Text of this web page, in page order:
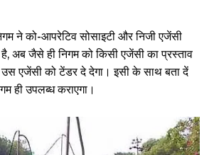
ने को-आपरेटिव सोसाइटी और निजी एजेंसी
अब जैसे ही निगम को किसी एजेंसी का प्रस्ताव
उस एजेंसी को टेंडर दे देगा। इसी के साथ बता दें
ही उपलब्ध कराएगा।